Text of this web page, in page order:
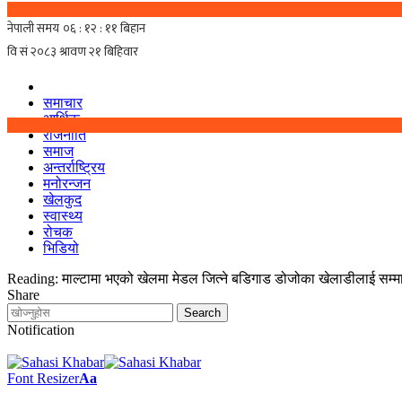
समाचार
आर्थिक
राजनीति
समाज
अन्तर्राष्ट्रिय
मनोरन्जन
खेलकुद
स्वास्थ्य
रोचक
भिडियो
Reading: माल्टामा भएको खेलमा मेडल जित्ने बडिगाड डोजोका खेलाडीलाई
Share
Notification
Font ResizerAa